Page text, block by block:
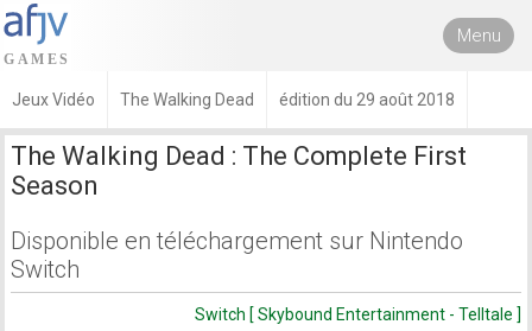
Menu
Jeux Vidéo The Walking Dead édition du 29 août 2018
The Walking Dead : The Complete First
Season
Disponible en téléchargement sur Nintendo
Switch
Switch [ Skybound Entertainment - Telltale ]